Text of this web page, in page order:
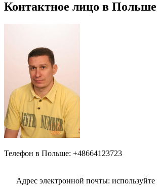
Контактное лицо в
Телефон в Польше: +48664123723
Адрес электронной почты: используйте